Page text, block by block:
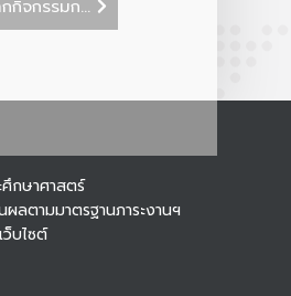
กิจกรรมก...
กษาศาสตร์
ลตามมาตรฐานภาระงานฯ
บไซต์